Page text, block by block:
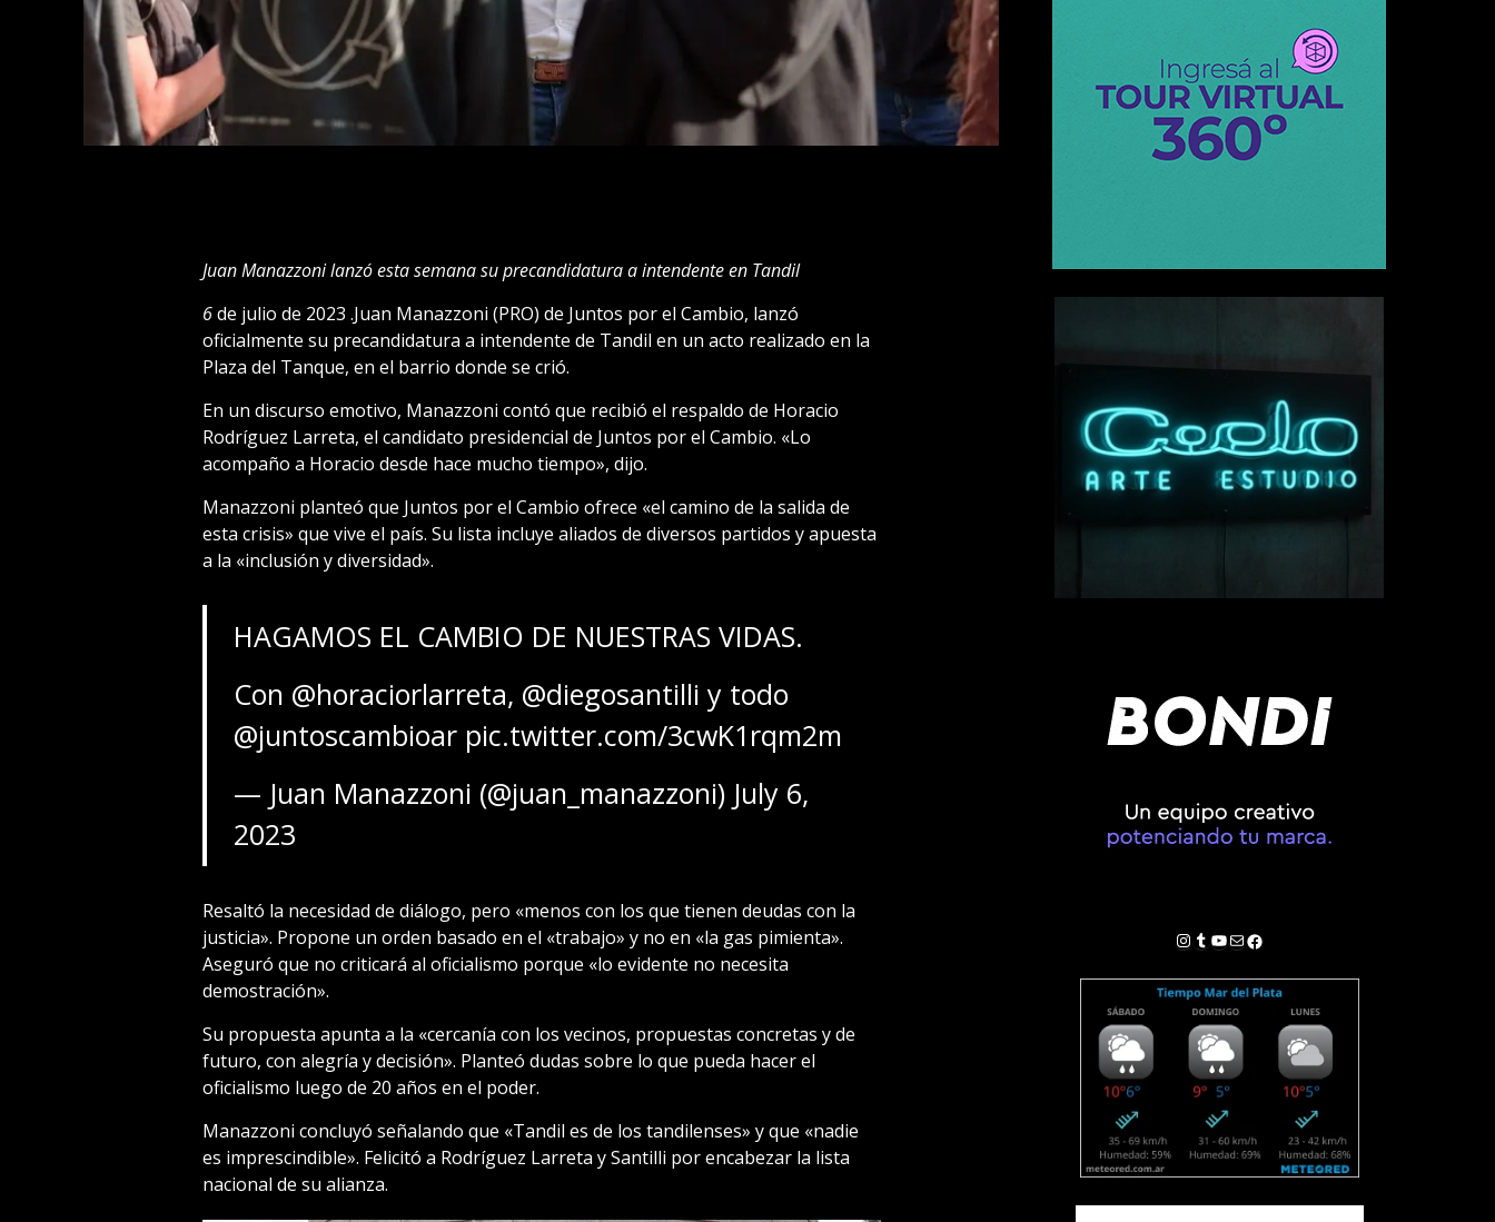
Juan Manazzoni lanzó esta semana su precandidatura a intendente en Tandil
6de julio de 2023 .Juan Manazzoni (PRO) de Juntos por el Cambio, lanzó
oficialmente su precandidatura a intendente de Tandil en un acto realizado en la
Plaza del Tanque, en el barrio donde se crió.
En un discurso emotivo, Manazzoni contó que recibió el respaldo de Horacio
Rodríguez Larreta, el candidato presidencial de Juntos por el Cambio. «Lo
acompaño a Horacio desde hace mucho tiempo», dijo.
Manazzoni planteó que Juntos por el Cambio ofrece «el camino de la salida de
esta crisis» que vive el país. Su lista incluye aliados de diversos partidos y apuesta
a la «inclusión y diversidad».
HAGAMOS EL CAMBIO DE NUESTRAS VIDAS.
Con @horaciorlarreta, @diegosantilli y todo
@juntoscambioar pic.twitter.com/3cwK1rqm2m
— Juan Manazzoni (@juan_manazzoni) July 6,
2023
Resaltó la necesidad de diálogo, pero «menos con los que tienen deudas con la
justicia». Propone un orden basado en el «trabajo» y no en «la gas pimienta».
Aseguró que no criticará al oficialismo porque «lo evidente no necesita
demostración».
Su propuesta apunta a la «cercanía con los vecinos, propuestas concretas y de
futuro, con alegría y decisión». Planteó dudas sobre lo que pueda hacer el
oficialismo luego de 20 años en el poder.
Manazzoni concluyó señalando que «Tandil es de los tandilenses» y que «nadie
es imprescindible». Felicitó a Rodríguez Larreta y Santilli por encabezar la lista
nacional de su alianza.
Instagram
Tumblr
YouTube
Correo electrónico
Facebook